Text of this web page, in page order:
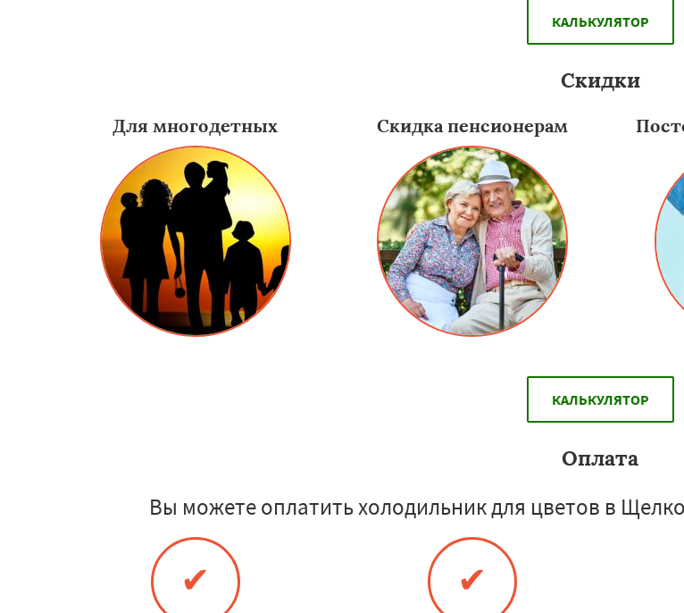
КАЛЬКУЛЯТОР
Скидки
Для многодетных Скидка пенсионерам
КАЛЬКУЛЯТОР
Оплата
Вы можете оплатить холодильник для цветов в
✔ ✔